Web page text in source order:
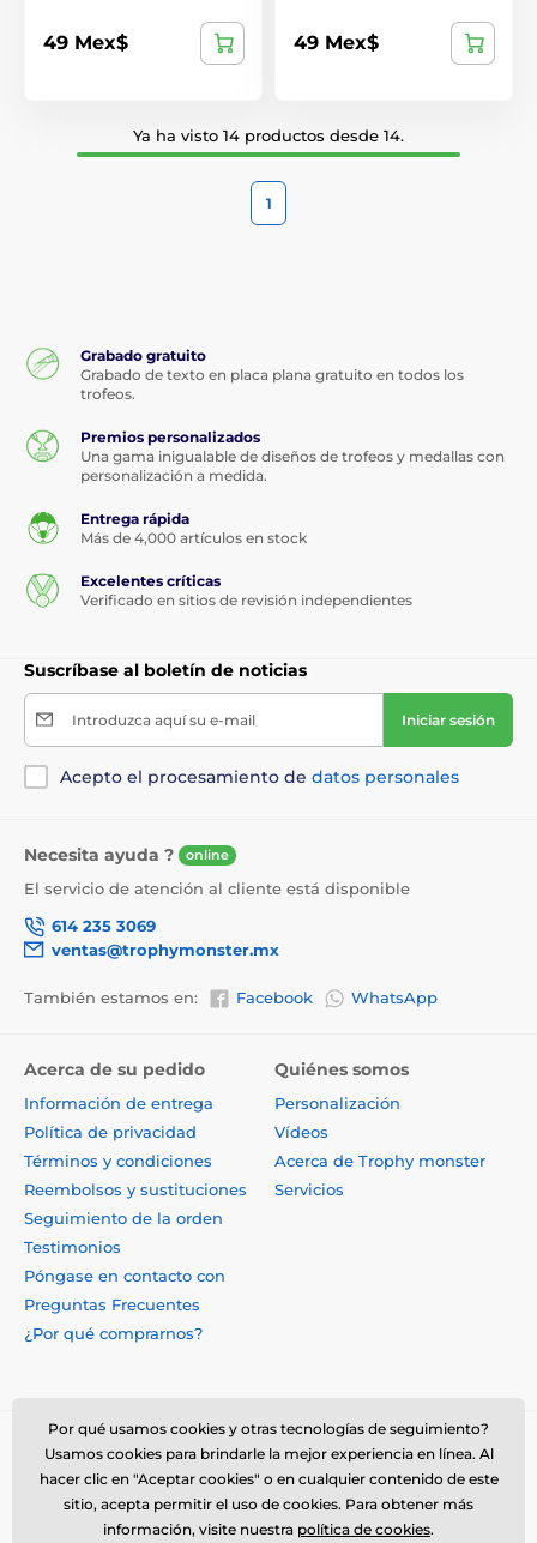
49 Mex$ 49 Mex$
Ya ha visto 14 productos desde 14.
1
Grabado gratuito
Grabado de texto en placa plana gratuito en todos los
trofeos.
Premios personalizados
Una gama inigualable de diseños de trofeos y medallas con
personalización a medida.
Entrega rápida
Más de 4,000 artículos en stock
Excelentes críticas
Verificado en sitios de revisión independientes
Suscríbase al boletín de noticias
Introduzca aquí su e-mail Iniciar sesión
Acepto el procesamiento de datos personales
Necesita ayuda ? online
El servicio de atención al cliente está disponible
614 235 3069
ventas@trophymonster.mx
También estamos en: Facebook WhatsApp
Acerca de su pedido
Información de entrega
Política de privacidad
Términos y condiciones
Reembolsos y sustituciones
Seguimiento de la orden
Testimonios
Póngase en contacto con
Preguntas Frecuentes
¿Por qué comprarnos?
Quiénes somos
Personalización
Vídeos
Acerca de Trophy monster
Servicios
Por qué usamos cookies y otras tecnologías de seguimiento?
Usamos cookies para brindarle la mejor experiencia en línea. Al
hacer clic en "Aceptar cookies" o en cualquier contenido de este
sitio, acepta permitir el uso de cookies. Para obtener más
información, visite nuestra política de cookies.